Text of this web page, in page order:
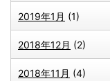
2019年1月 (1)
2018年12月 (2)
2018年11月 (4)